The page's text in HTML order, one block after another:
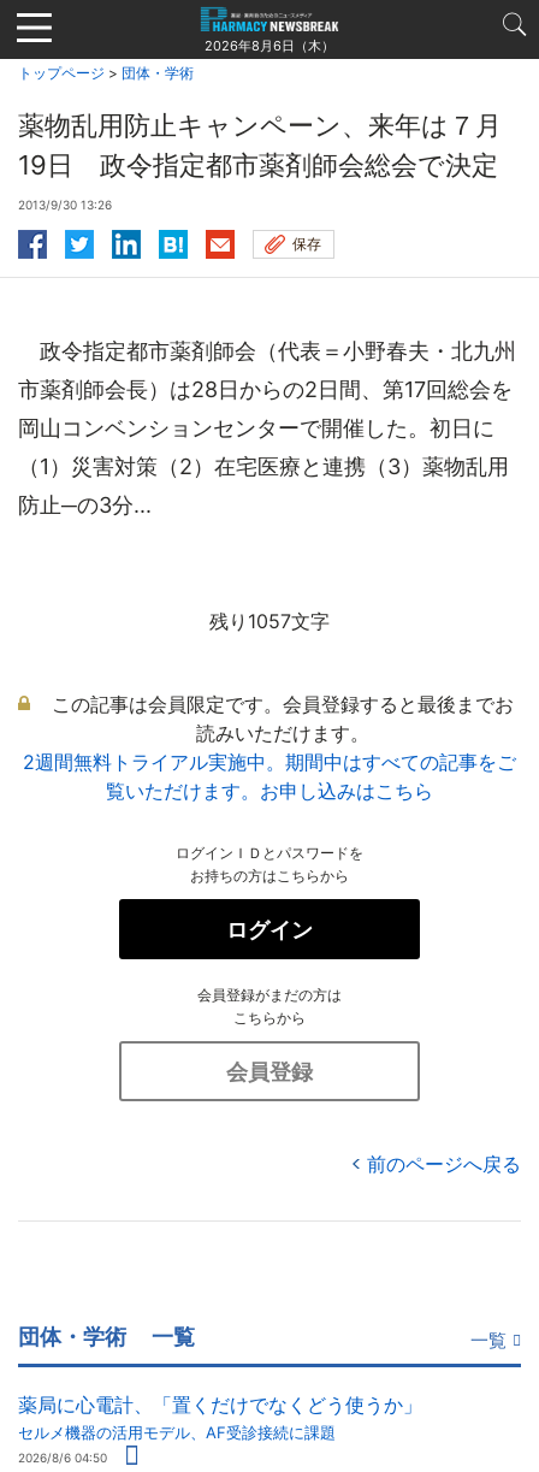
Jump
to
navigation
2026年8月6日（木）
トップページ > 団体・学術
薬物乱用防止キャンペーン、来年は７月
19日 政令指定都市薬剤師会総会で決定
2013/9/30 13:26
保存
政令指定都市薬剤師会（代表＝小野春夫・北九州
市薬剤師会長）は28日からの2日間、第17回総会を
岡山コンベンションセンターで開催した。初日に
（1）災害対策（2）在宅医療と連携（3）薬物乱用
防止─の3分...
残り1057文字
この記事は会員限定です。会員登録すると最後までお
読みいただけます。
2週間無料トライアル実施中。期間中はすべての記事をご
覧いただけます。お申し込みはこちら
ログインＩＤとパスワードを
お持ちの方はこちらから
ログイン
会員登録がまだの方は
こちらから
会員登録
前のページへ戻る
団体・学術 一覧 一覧
薬局に心電計、「置くだけでなくどう使うか」
セルメ機器の活用モデル、AF受診接続に課題
2026/8/6 04:50